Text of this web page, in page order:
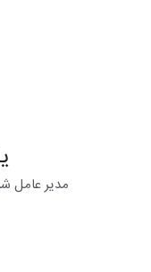
مدیر عامل